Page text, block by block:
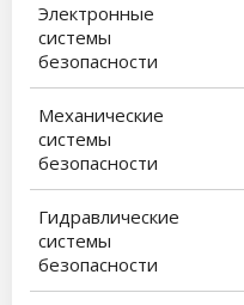
Электронные
системы
безопасности
Механические
системы
безопасности
Гидравлические
системы
безопасности